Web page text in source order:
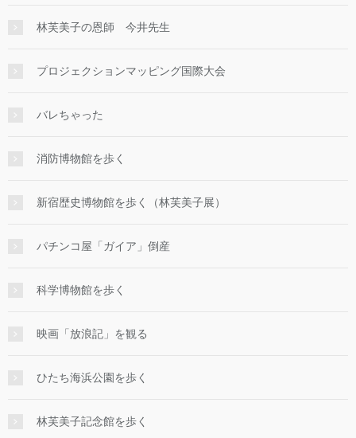
林芙美子の恩師 今井先生
プロジェクションマッピング国際大会
バレちゃった
消防博物館を歩く
新宿歴史博物館を歩く（林芙美子展）
パチンコ屋「ガイア」倒産
科学博物館を歩く
映画「放浪記」を観る
ひたち海浜公園を歩く
林芙美子記念館を歩く